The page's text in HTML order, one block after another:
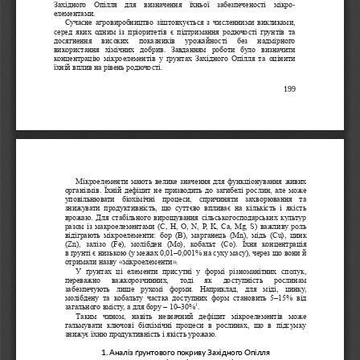
199
Західного  Опілля  для  визначення  їхньої  забезпеченості
мікро-
елементами.
Сучасне  агровиробництво зіштовхується  з численними  викликами,
серед  яких  одним  із  пріоритетів  є  підтримання  родючості  ґрунтів  та
досягнення   високих   показників   урожайності   без   надмірного
використання  хімічних  добрив.  Завданням  роботи  було
визначити
концентрацію  мікроелементів  у  ґрунтах  Західного  Опілля  та  оцінити
їхній вплив на рівень родючості.
Мікроелементи мають велике значення для функціонування живих
організмів. Їхній дефіцит не призводить до загибелі рослин, але може
уповільнювати  біохімічні  процеси,  спричиняти  захворювання  та
знижувати  продуктивність,  що  суттєво  впливає  на  кількість  і  якість
врожаю. Для стабільного вирощування сільськогосподарських культур
разом із макроелементами (С, Н, О, N, P, K, Ca, Mg, S) важливу роль
відіграють мікроелементи:  бор (B), марганець (Mn), мідь (Cu),
цинк
(Zn),
залізо (Fe), молібден (Mo), кобальт (Co).
Їхня  концентрація
в ґрунті є низькою (у межах 0,01–0,001% на суху масу), через що вони й
отримали назву «мікроелементи».
У  ґрунтах  ці  елементи  присутні у  формі  різноманітних  сполук,
переважно   важкорозчинних,   тоді   як   доступність   рослинам
забезпечують  лише  рухомі  форми.  Наприклад,  для  міді,  цинку,
молібдену  та  кобальту  частка  доступних  форм  становить 5–15%  від
загального вмісту, а для бору – 10–30%1
Таким
чином,  навіть  незначний  дефіцит  мікроелементів  може
гальмувати  ключові  біохімічні  процеси  в  рослинах,  що  в  підсумку
знижує їхню продуктивність і якість урожаю.
1. Аналіз ґрунтового покриву Західного Опілля